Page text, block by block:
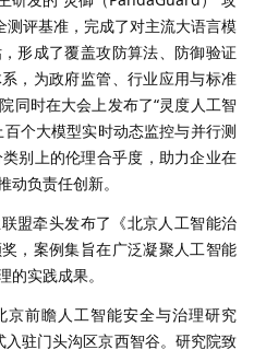
评基准，完成了对主流大语言模
形成了覆盖攻防算法、防御验证
，为政府监管、行业应用与标准
同时在大会上发布了“灵度人工智
个大模型实时动态监控与并行测
别上的伦理合乎度，助力企业在
负责任创新。
盟牵头发布了《北京人工智能治
，案例集旨在广泛凝聚人工智能
实践成果。
前瞻人工智能安全与治理研究
驻门头沟区京西智谷。研究院致